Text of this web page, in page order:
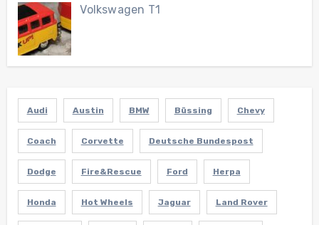
Volkswagen T1
Audi Austin BMW Büssing Chevy
Coach Corvette Deutsche Bundespost
Dodge Fire&Rescue Ford Herpa
Honda Hot Wheels Jaguar Land Rover